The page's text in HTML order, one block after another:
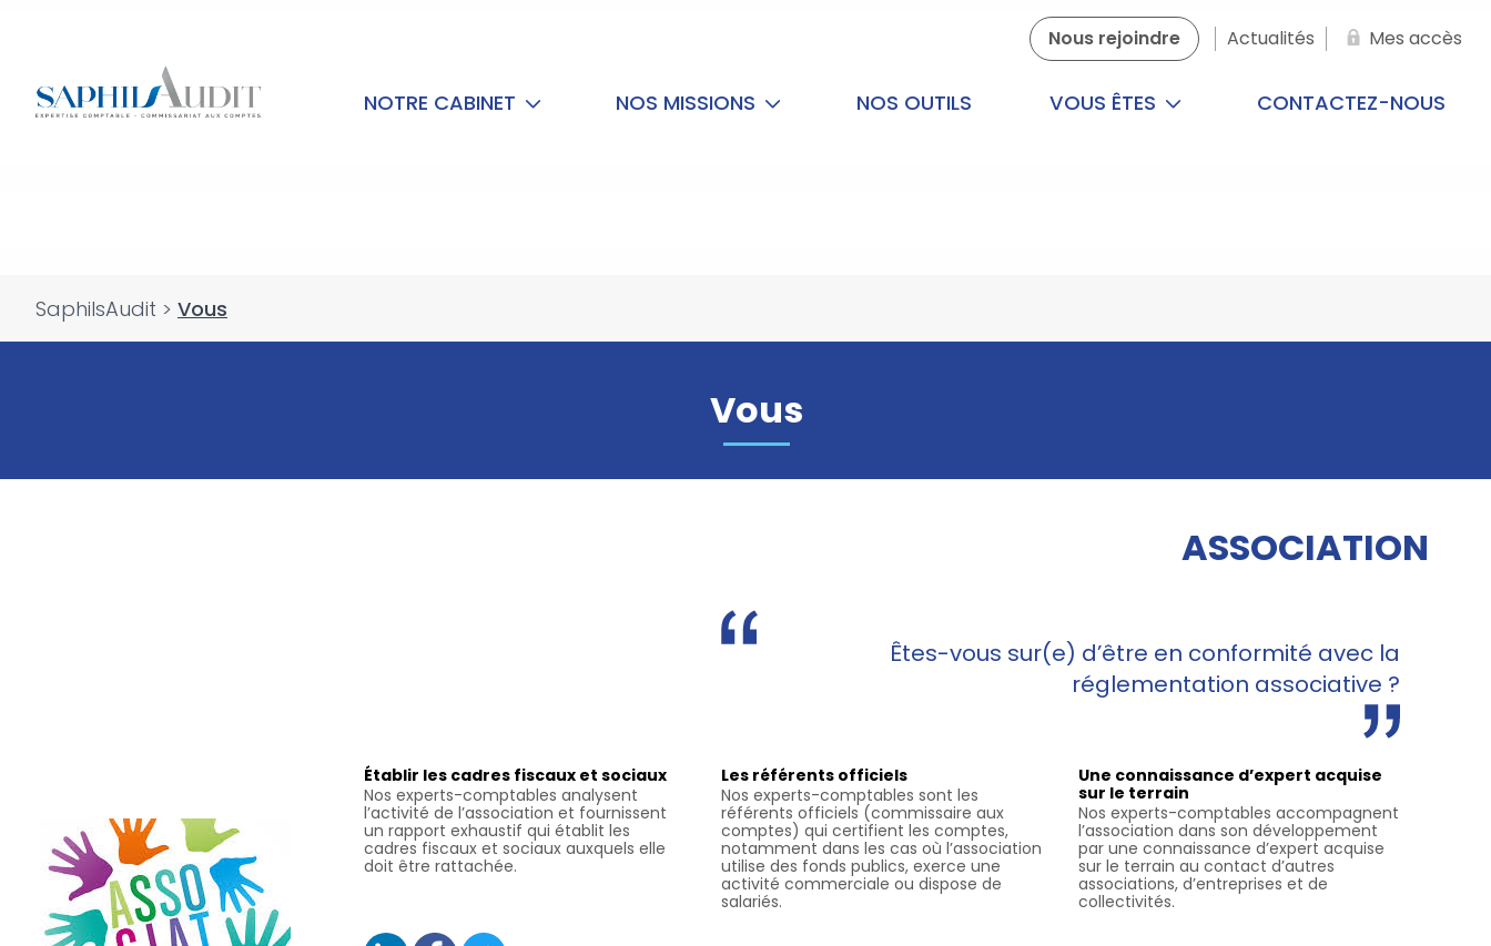
Nous rejoindre Actualités Mes accès
NOTRE CABINET NOS MISSIONS NOS OUTILS VOUS ÊTES CONTACTEZ-NOUS
SaphilsAudit > Vous
Vous
ASSOCIATION
Êtes-vous sur(e) d’être en conformité avec la
réglementation associative ?
Établir les cadres fiscaux et sociaux
Nos experts-comptables analysent
l’activité de l’association et fournissent
un rapport exhaustif qui établit les
cadres fiscaux et sociaux auxquels elle
doit être rattachée.
Les référents officiels
Nos experts-comptables sont les
référents officiels (commissaire aux
comptes) qui certifient les comptes,
notamment dans les cas où l’association
utilise des fonds publics, exerce une
activité commerciale ou dispose de
salariés.
Une connaissance d’expert acquise
sur le terrain
Nos experts-comptables accompagnent
l’association dans son développement
par une connaissance d’expert acquise
sur le terrain au contact d’autres
associations, d’entreprises et de
collectivités.